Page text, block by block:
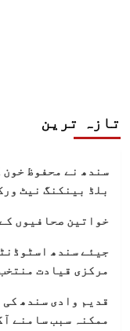
تازہ ترین
سندھ نے محفوظ
بلڈ بینکنگ نیٹ
خواتین صحافیوں
جیئے سندھ
مرکزی قیادت
قدیم وادی سندھ
ممکنہ سبب سامنے